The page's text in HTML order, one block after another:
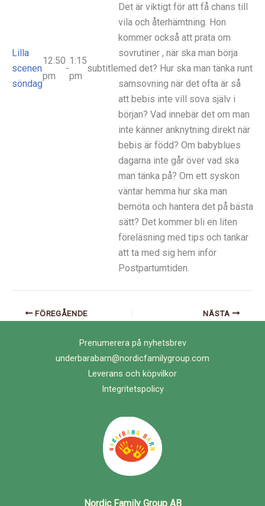
Lilla
scenen
söndag
12:50
pm
-
1:15
pm
subtitle
Det är viktigt för att få chans till
vila och återhämtning. Hon
kommer också att prata om
sovrutiner , när ska man börja
med det? Hur ska man tänka runt
samsovning när det ofta är så
att bebis inte vill sova själv i
början? Vad innebär det om man
inte känner anknytning direkt när
bebis är född? Om babyblues
dagarna inte går över vad ska
man tänka på? Om ett syskon
väntar hemma hur ska man
bemöta och hantera det på bästa
sätt? Det kommer bli en liten
föreläsning med tips och tankar
att ta med sig hem inför
Postpartumtiden.
FÖREGÅENDE NÄSTA
Prenumerera på nyhetsbrev
underbarabarn@nordicfamilygroup.com
Leverans och köpvilkor
Integritetspolicy
Nordic Family Group AB